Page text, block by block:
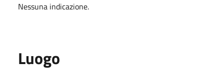
Nessuna indicazione.
Luogo